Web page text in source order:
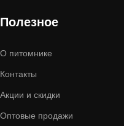
Полезное
О питомнике
Контакты
Акции и скидки
Оптовые продажи